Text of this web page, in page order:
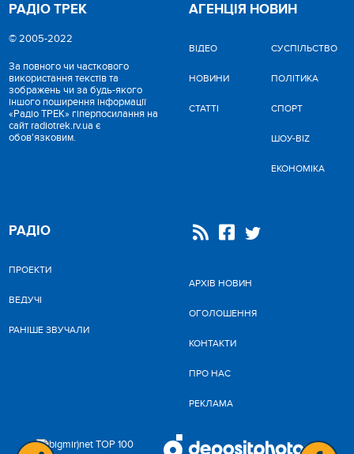
РАДІО ТРЕК
© 2005-2022
За повного чи часткового
використання текстів та
зображень чи за будь-якого
іншого поширення інформації
«Радіо ТРЕК» гіперпосилання на
сайт radiotrek.rv.ua є
обов'язковим.
АГЕНЦІЯ НОВИН
ВІДЕО
НОВИНИ
СТАТТІ
CУСПІЛЬСТВО
ПОЛІТИКА
СПОРТ
ШОУ-BIZ
ЕКОНОМІКА
РАДІО
ПРОЕКТИ
ВЕДУЧІ
РАНІШЕ ЗВУЧАЛИ
АРХІВ НОВИН
ОГОЛОШЕННЯ
КОНТАКТИ
ПРО НАС
РЕКЛАМА